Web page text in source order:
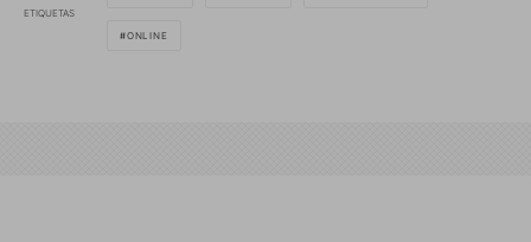
ETIQUETAS
ONLINE